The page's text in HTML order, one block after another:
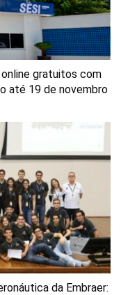
gratuitos com
até 19 de novembro
da Embraer: